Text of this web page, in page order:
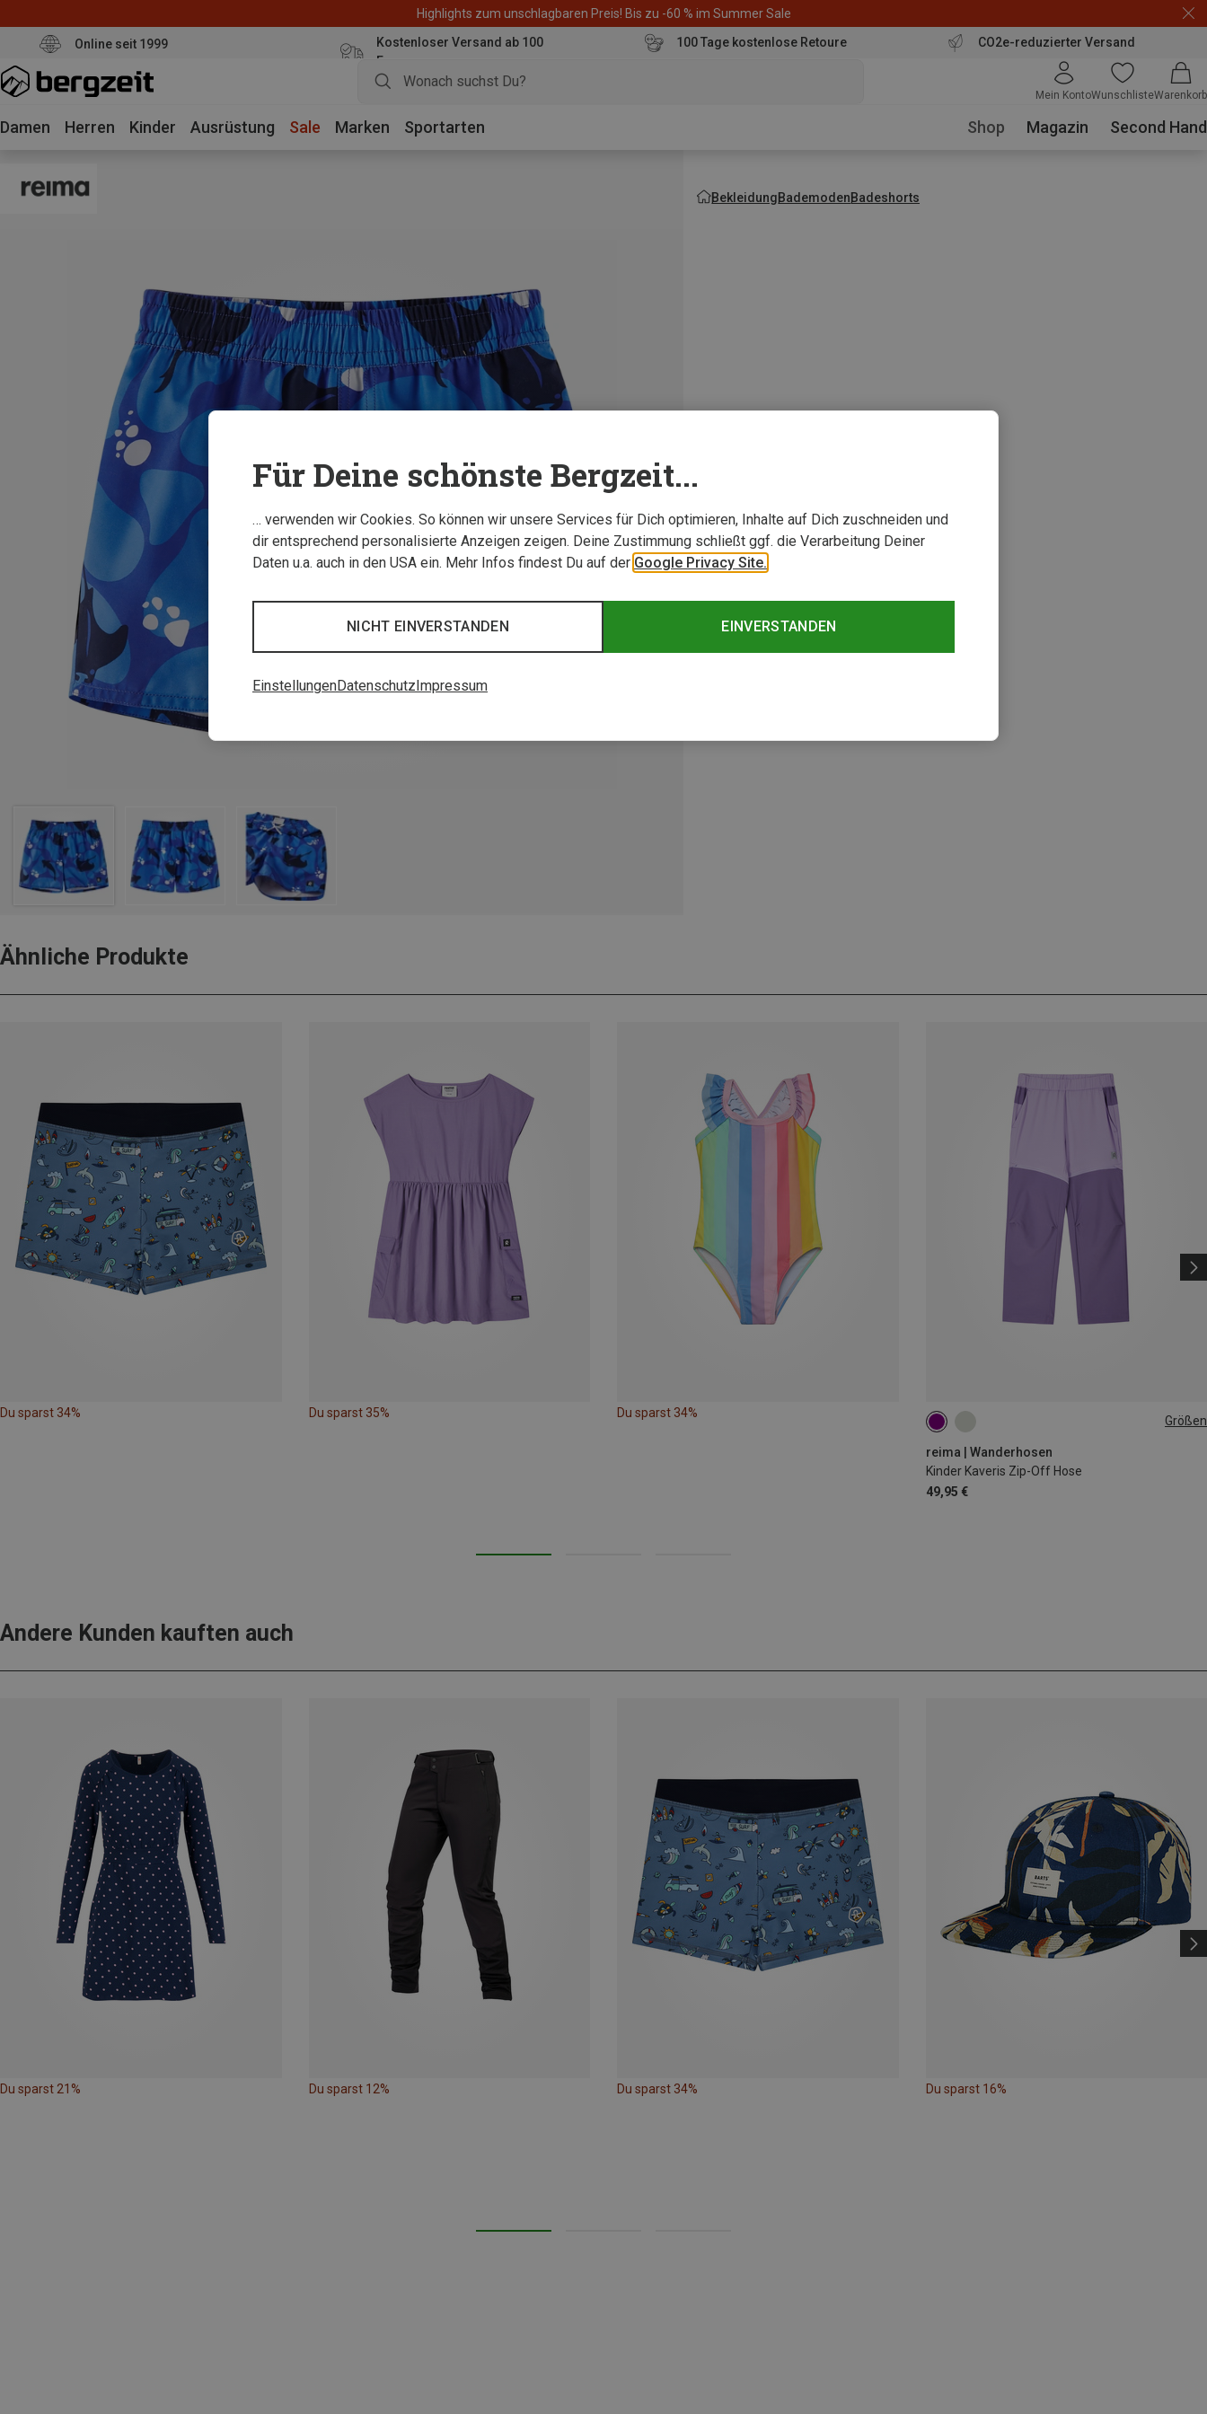
Highlights zum unschlagbaren Preis! Bis zu -60 % im Summer Sale
Online seit 1999
Kostenloser Versand ab 100
Euro
100 Tage kostenlose Retoure CO2e-reduzierter Versand
Mein KontoWunschlisteWarenkorb
Damen Herren Kinder Ausrüstung Sale Marken Sportarten Shop Magazin Second Hand
BekleidungBademodenBadeshorts
Ähnliche Produkte
Du sparst 34% Du sparst 35% Du sparst 34%
Größen
reima | Wanderhosen
Kinder Kaveris Zip-Off Hose
49,95 €
128
Andere Kunden kauften auch
Du sparst 21% Du sparst 12% Du sparst 34% Du sparst 16%
Für Deine schönste Bergzeit...
… verwenden wir Cookies. So können wir unsere Services für Dich optimieren, Inhalte auf Dich zuschneiden und
dir entsprechend personalisierte Anzeigen zeigen. Deine Zustimmung schließt ggf. die Verarbeitung Deiner
Daten u.a. auch in den USA ein. Mehr Infos findest Du auf der Google Privacy Site.
EINVERSTANDEN
NICHT EINVERSTANDEN
EinstellungenDatenschutz Impressum